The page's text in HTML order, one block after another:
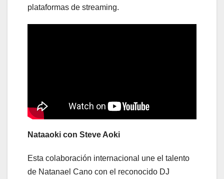
plataformas de streaming.
Nataaoki con Steve Aoki
Esta colaboración internacional une el talento
de Natanael Cano con el reconocido DJ